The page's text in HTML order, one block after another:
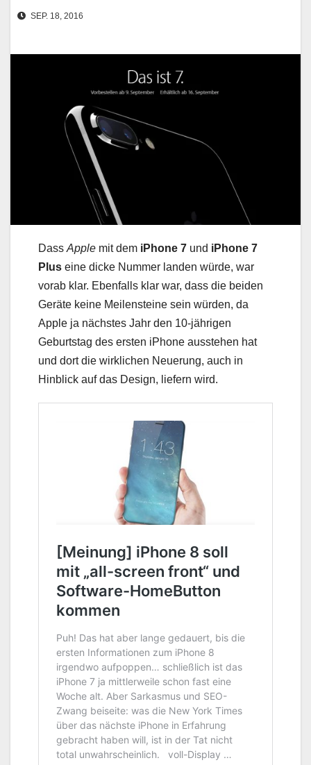
SEP. 18, 2016
Dass Apple mit dem iPhone 7 und iPhone 7
Plus eine dicke Nummer landen würde, war
vorab klar. Ebenfalls klar war, dass die beiden
Geräte keine Meilensteine sein würden, da
Apple ja nächstes Jahr den 10-jährigen
Geburtstag des ersten iPhone ausstehen hat
und dort die wirklichen Neuerung, auch in
Hinblick auf das Design, liefern wird.